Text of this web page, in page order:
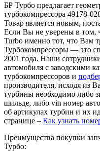
БР Турбо предлагает
турбокомпрессора 49178-
Товар является новым,
Если Вы не уверены в том,
Turbo именно тот, что Вам
Турбокомпрессоры — это
2001 года. Наши
автомобиля с заводскими
турбокомпрессоров и
производителя, исходя из
турбины необходимо либо
шильде, либо vin номер
об артикулах турбин и их
странице – Как узнать
Преимущества покупки
Турбо: